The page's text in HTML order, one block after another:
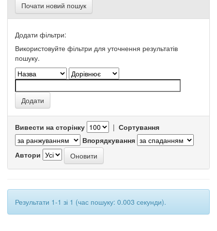
Почати новий пошук
Додати фільтри:
Використовуйте фільтри для уточнення результатів
пошуку.
Вивести на сторінку | Сортування
Впорядкування
Автори
Результати 1-1 зі 1 (час пошуку: 0.003 секунди).